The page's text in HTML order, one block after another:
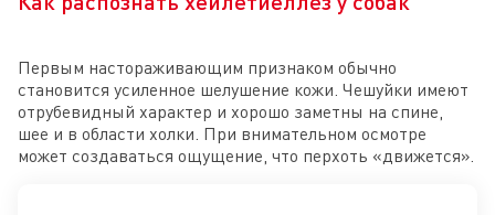
Первым настораживающим признаком обычно
становится усиленное шелушение кожи. Чешуйки имеют
отрубевидный характер и хорошо заметны на спине,
шее и в области холки. При внимательном осмотре
может создаваться ощущение, что перхоть «движется».